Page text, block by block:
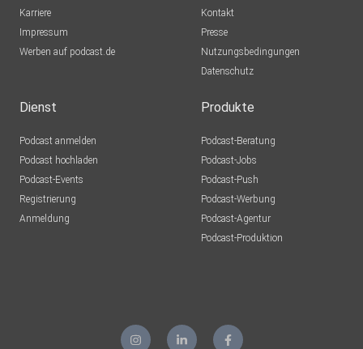
FaszinationStreichhoelzer
selters
Karriere
Impressum
Werben auf podcast.de
Kontakt
Presse
Nutzungsbedingungen
Datenschutz
Dienst
Podcast anmelden
Podcast hochladen
Podcast-Events
Registrierung
Anmeldung
Produkte
Podcast-Beratung
Podcast-Jobs
Podcast-Push
Podcast-Werbung
Podcast-Agentur
Podcast-Produktion